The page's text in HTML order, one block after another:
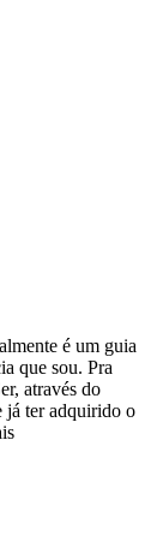
é um guia
que sou. Pra
através do
ter adquirido o